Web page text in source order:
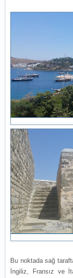
Bu noktada sağ
İngiliz, Fransız ve